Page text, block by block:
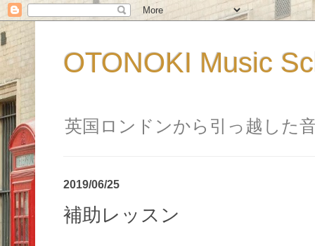
OTONOKI Music
英国ロンドンから引っ越した
2019/06/25
補助レッスン